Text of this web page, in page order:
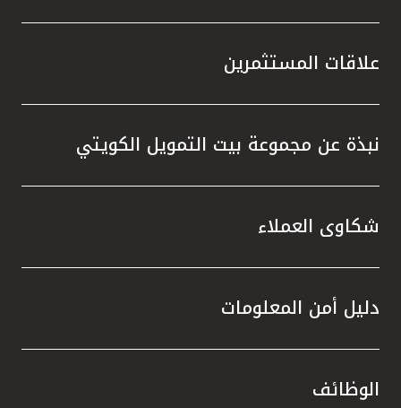
علاقات المستثمرين
نبذة عن مجموعة بيت التمويل الكويتي
شكاوى العملاء
دليل أمن المعلومات
الوظائف